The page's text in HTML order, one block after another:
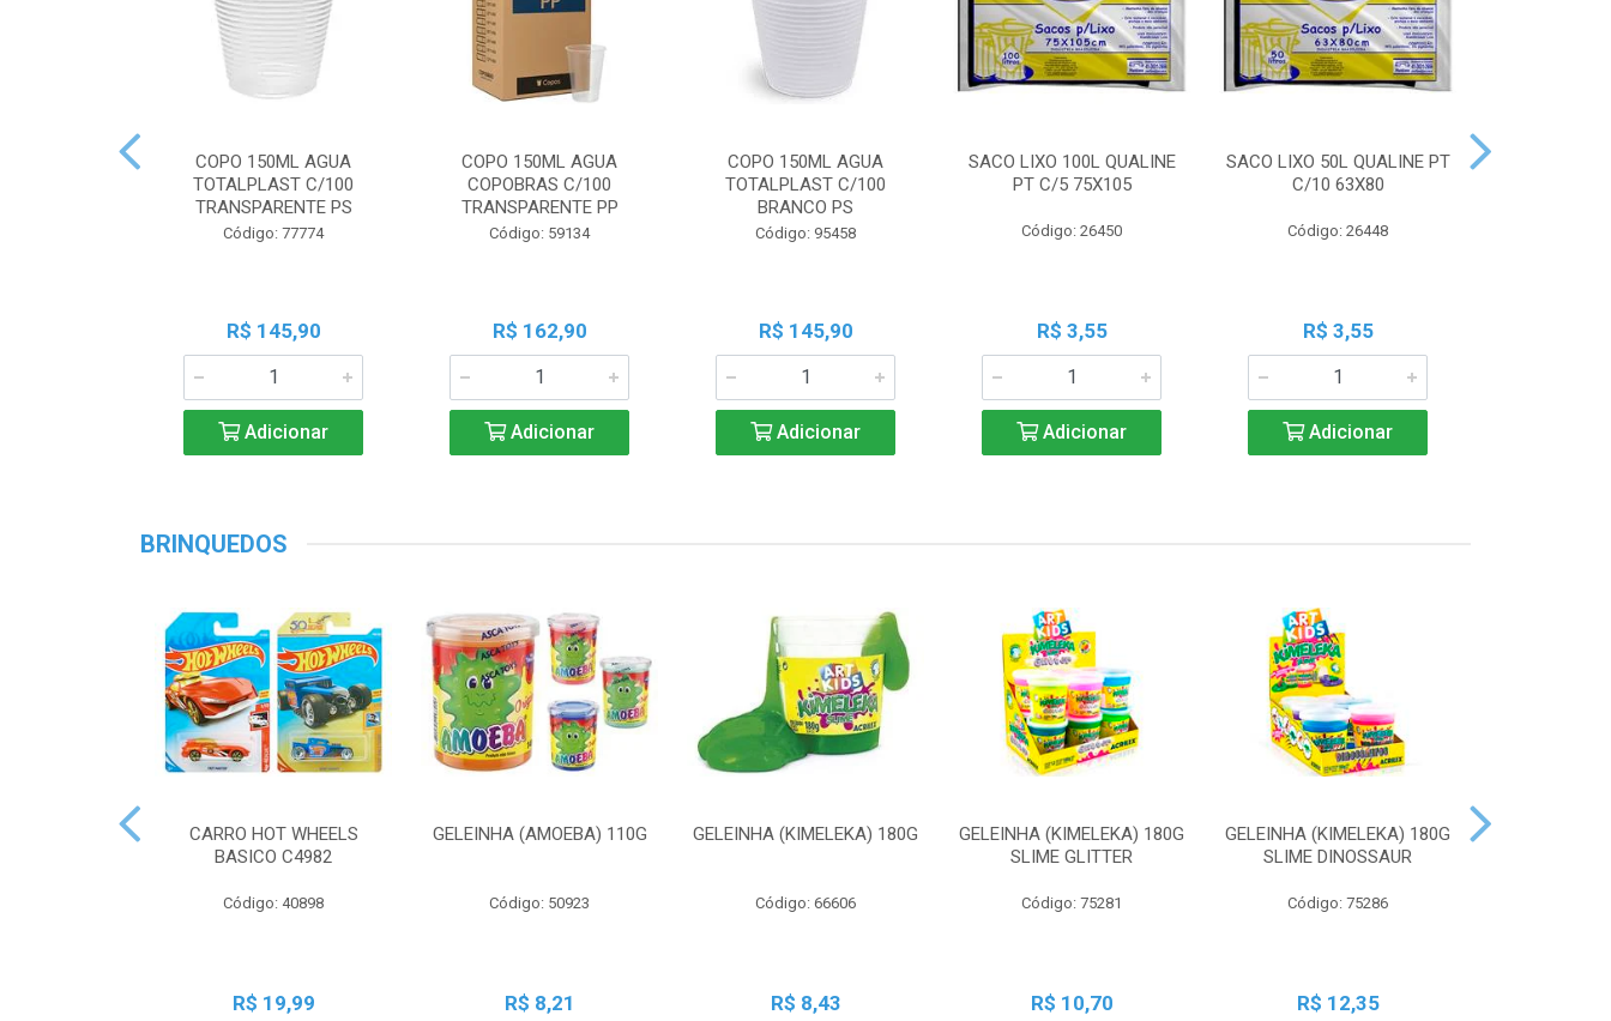
COPO 150ML AGUA
TOTALPLAST C/100
TRANSPARENTE PS
Código: 77774
R$ 145,90
Adicionar
COPO 150ML AGUA
COPOBRAS C/100
TRANSPARENTE PP
Código: 59134
R$ 162,90
Adicionar
COPO 150ML AGUA
TOTALPLAST C/100
BRANCO PS
Código: 95458
R$ 145,90
Adicionar
SACO LIXO 100L QUALINE
PT C/5 75X105
Código: 26450
R$ 3,55
Adicionar
SACO LIXO 50L QUALINE PT
C/10 63X80
Código: 26448
R$ 3,55
Adicionar
BRINQUEDOS
CARRO HOT WHEELS
BASICO C4982
Código: 40898
R$ 19,99
GELEINHA (AMOEBA) 110G
Código: 50923
R$ 8,21
GELEINHA (KIMELEKA) 180G
Código: 66606
R$ 8,43
GELEINHA (KIMELEKA) 180G
SLIME GLITTER
Código: 75281
R$ 10,70
GELEINHA (KIMELEKA) 180G
SLIME DINOSSAUR
Código: 75286
R$ 12,35